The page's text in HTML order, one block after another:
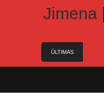
ÚLTIMAS
Angelo Cerisola